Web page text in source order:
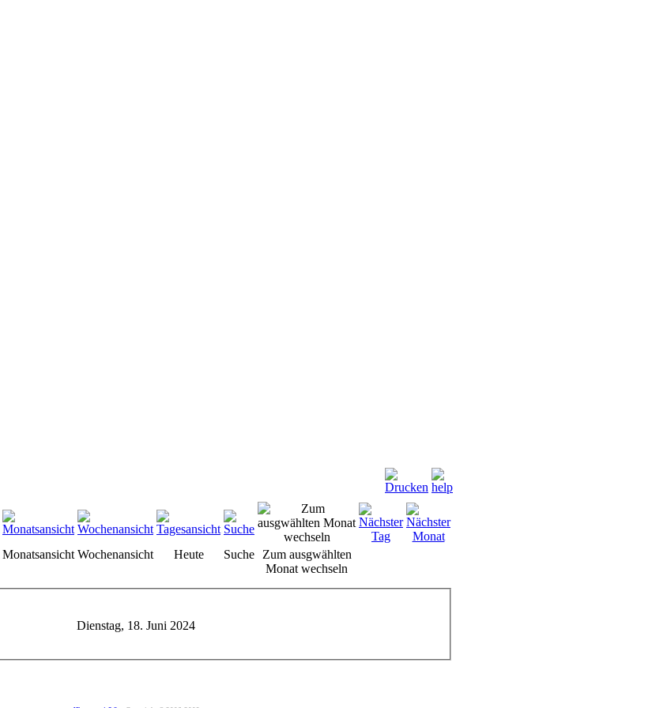
Monatsansicht Wochenansicht Heute Suche
Zum ausgwählten
Monat wechseln
Dienstag, 18. Juni 2024